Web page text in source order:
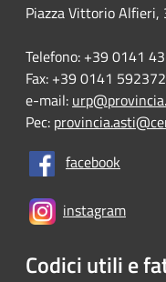
Piazza Vittorio
Telefono: +39 0141
Fax: +39 0141 592372
e-mail:
Pec:
facebook
instagram
Codici utili e